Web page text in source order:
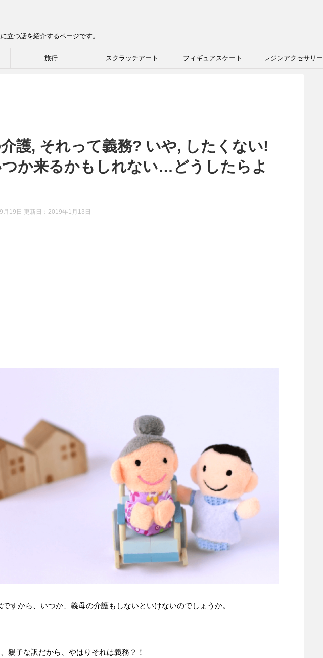
立つ話を紹介するページです。
旅行 スクラッチアート フィギュアスケート レジンアクセサリー
護, それって義務? いや, したくない!
か来るかもしれない…どうしたらよ
19日 更新日： 2019年1月13日
すから、いつか、義母の介護もしないといけないのでしょうか。
親子な訳だから、やはりそれは義務？！